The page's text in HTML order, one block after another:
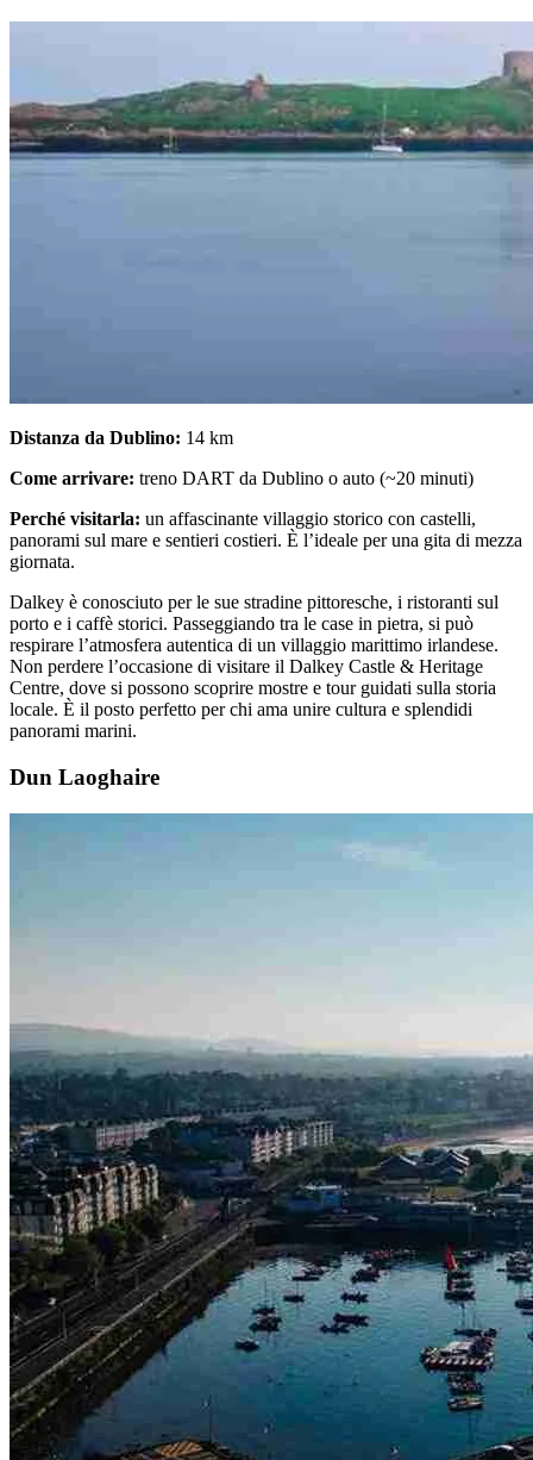
Distanza da Dublino: 14 km
Come arrivare: treno DART da Dublino o auto (~20 minuti)
Perché visitarla: un affascinante villaggio storico con castelli,
panorami sul mare e sentieri costieri. È l’ideale per una gita di mezza
giornata.
Dalkey è conosciuto per le sue stradine pittoresche, i ristoranti sul
porto e i caffè storici. Passeggiando tra le case in pietra, si può
respirare l’atmosfera autentica di un villaggio marittimo irlandese.
Non perdere l’occasione di visitare il Dalkey Castle & Heritage
Centre, dove si possono scoprire mostre e tour guidati sulla storia
locale. È il posto perfetto per chi ama unire cultura e splendidi
panorami marini.
Dun Laoghaire